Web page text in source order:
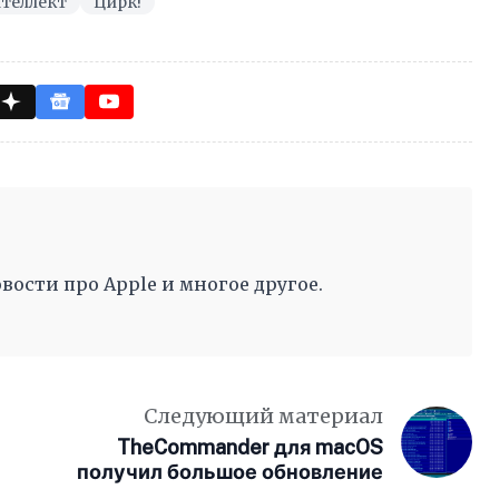
про Apple и многое другое.
Следующий материал
TheCommander для macOS
получил большое обновление